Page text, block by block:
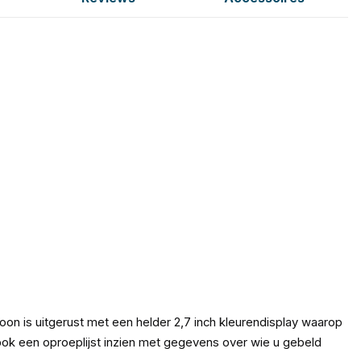
is uitgerust met een helder 2,7 inch kleurendisplay waarop
een oproeplijst inzien met gegevens over wie u gebeld